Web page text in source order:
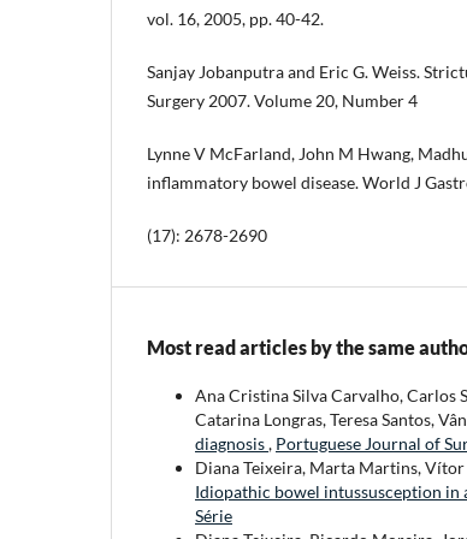
vol. 16, 2005, pp. 40-42.
Sanjay Jobanputra and Eric G. Weiss.
Surgery 2007. Volume 20, Number 4
Lynne V McFarland, John M Hwang,
inflammatory bowel disease. World J
(17): 2678-2690
Most read articles by the same
Ana Cristina Silva Carvalho, Carlos
Catarina Longras, Teresa Santos,
diagnosis, Portuguese Journal of
Diana Teixeira, Marta Martins, Vítor
Idiopathic bowel intussusception in
Série